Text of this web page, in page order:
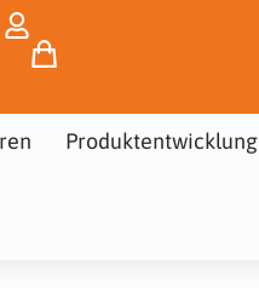
Produktentwicklung